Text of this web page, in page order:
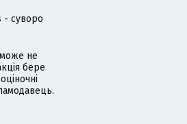
- суворо
не
бере